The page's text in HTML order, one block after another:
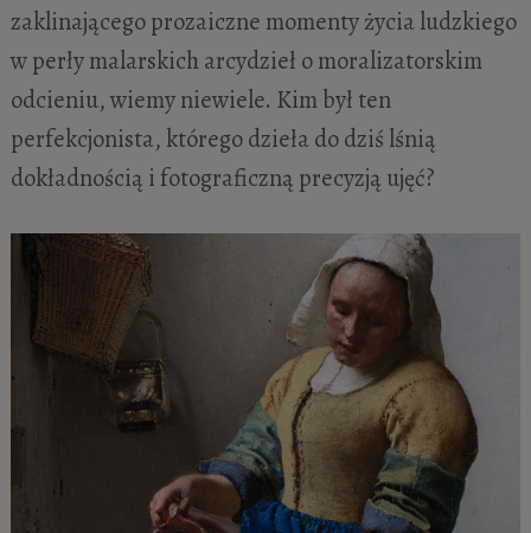
zaklinającego prozaiczne momenty życia ludzkiego
w perły malarskich arcydzieł o moralizatorskim
odcieniu, wiemy niewiele. Kim był ten
perfekcjonista, którego dzieła do dziś lśnią
dokładnością i fotograficzną precyzją ujęć?